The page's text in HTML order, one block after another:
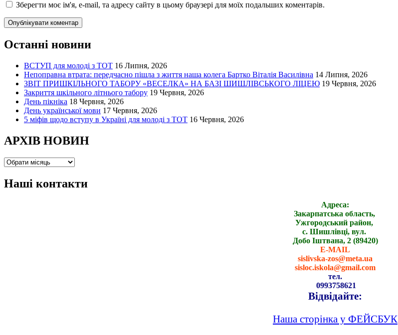
Зберегти моє ім'я, e-mail, та адресу сайту в цьому браузері для моїх подальших коментарів.
Останні новини
ВСТУП для молоді з ТОТ 16 Липня, 2026
Непоправна втрата: передчасно пішла з життя наша колега Бартко Віталія Василівна 14 Липня, 2026
ЗВІТ ПРИШКІЛЬНОГО ТАБОРУ «ВЕСЕЛКА» НА БАЗІ ШИШЛІВСЬКОГО ЛІЦЕЮ 19 Червня, 2026
Закриття шкільного літнього табору 19 Червня, 2026
День пікніка 18 Червня, 2026
День української мови 17 Червня, 2026
5 міфів щодо вступу в Україні для молоді з ТОТ 16 Червня, 2026
АРХІВ НОВИН
АРХІВ
Наші контакти
Адреса:
Закарпатська область,
Ужгородський район,
с. Шишлівці, вул.
Добо Іштвана, 2 (89420)
E-MAIL
sislivska-zos@meta.ua
sisloc.iskola@gmail.com
тел.
0993758621
Відвідайте:
Наша сторінка у ФЕЙСБУК